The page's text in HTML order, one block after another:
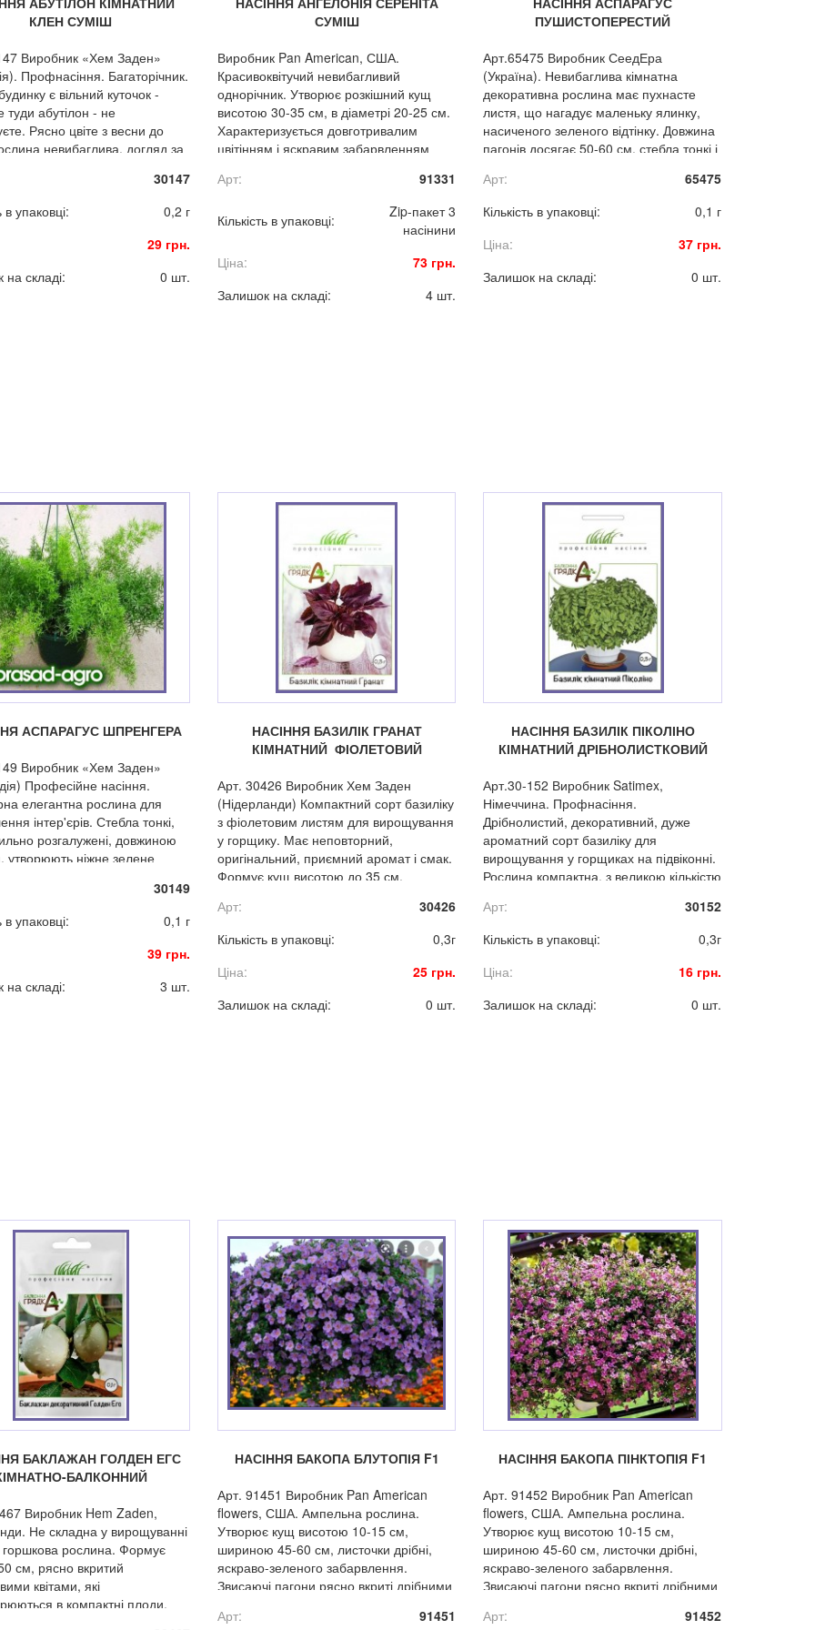
КЛЕН СУМІШ
Виробник «Хем Заден»
Профнасіння. Багаторічник.
є вільний куточок -
туди абутілон - не
Рясно цвіте з весни до
невибаглива, догляд за
30147
в упаковці:
0,2 г
29 грн.
складі:
0 шт.
СУМІШ
Виробник Pan American, США.
Красивоквітучий невибагливий
однорічник. Утворює розкішний кущ
висотою 30-35 см, в діаметрі 20-25 см.
Характеризується довготривалим
цвітінням і яскравим забарвленням
Арт: 91331
Кількість в упаковці:
Zip-пакет 3
насінини
Ціна:
73 грн.
Залишок на складі:
4 шт.
ПУШИСТОПЕРЕСТИЙ
Арт.65475 Виробник СеедЕра
(Україна). Невибаглива кімнатна
декоративна рослина має пухнасте
листя, що нагадує маленьку ялинку,
насиченого зеленого відтінку. Довжина
пагонів досягає 50-60 см, стебла тонкі і
з’являються тільки на старих (не
відпадають. Полив потрібен помірний.
Посів круглий рік. Перед посівом
насіння попередньо витримують 2 дня
в теплій воді. Сходи з’являються через
Арт:
65475
Кількість в упаковці:
0,1 г
Ціна:
37 грн.
Залишок на складі:
0 шт.
АСПАРАГУС ШПРЕНГЕРА
Виробник «Хем Заден»
Професійне насіння.
елегантна рослина для
інтер'єрів. Стебла тонкі,
розгалужені, довжиною
утво­рюють ніжне зелене
30149
в упаковці:
0,1 г
39 грн.
складі:
3 шт.
НАСІННЯ БАЗИЛІК ГРАНАТ
КІМНАТНИЙ ФІОЛЕТОВИЙ
Арт. 30426 Виробник Хем Заден
(Нідерланди) Компактний сорт базиліку
з фіолетовим листям для вирощування
у горщику. Має неповторний,
оригінальний, приємний аромат і смак.
Формує кущ висотою до 35 см.
Арт:
30426
Кількість в упаковці:
0,3г
Ціна:
25 грн.
Залишок на складі:
0 шт.
НАСІННЯ БАЗИЛІК ПІКОЛІНО
КІМНАТНИЙ ДРІБНОЛИСТКОВИЙ
Арт.30-152 Виробник Satimex,
Німеччина. Профнасіння.
Дрібнолистий, декоративний, дуже
ароматний сорт базиліку для
вирощування у горщиках на підвіконні.
Рослина компактна, з великою кількістю
зеленого кольору. Використовується в
зелені, приправи і ароматизатора в
кулінарії і при консервації.
Арт:
30152
Кількість в упаковці:
0,3г
Ціна:
16 грн.
Залишок на складі:
0 шт.
БАКЛАЖАН ГОЛДЕН ЕГС
БАЛКОННИЙ
Виробник Hem Zaden,
Не складна у вирощуванні
горшкова рослина. Формує
см, рясно вкритий
квітами, які
в компактні плоди,
НАСІННЯ БАКОПА БЛУТОПІЯ F1
Арт. 91451 Виробник Pan American
flowers, США. Ампельна рослина.
Утворює кущ висотою 10-15 см,
шириною 45-60 см, листочки дрібні,
яскраво-зеленого забарвлення.
Звисаючі пагони рясно вкриті дрібними
привабливості при несприятливих
Арт: 91451
НАСІННЯ БАКОПА ПІНКТОПІЯ F1
Арт. 91452 Виробник Pan American
flowers, США. Ампельна рослина.
Утворює кущ висотою 10-15 см,
шириною 45-60 см, листочки дрібні,
яскраво-зеленого забарвлення.
Звисаючі пагони рясно вкриті дрібними
привабливості при несприятливих
Арт: 91452